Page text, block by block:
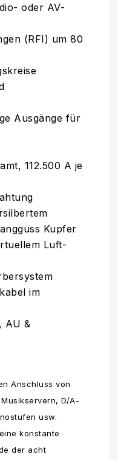
oder AV-
(RFI) um 80
Ausgänge für
112.500 A je
Kupfer
Luft-
im
AU &
Anschluss von
D/A-
usw.
konstante
der acht